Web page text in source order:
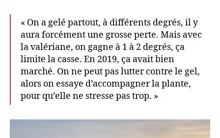
« On a gelé partout, à différents degrés, il y
aura forcément une grosse perte. Mais avec
la valériane, on gagne à 1 à 2 degrés, ça
limite la casse. En 2019, ça avait bien
marché. On ne peut pas lutter contre le gel,
alors on essaye d’accompagner la plante,
pour qu’elle ne stresse pas trop. »